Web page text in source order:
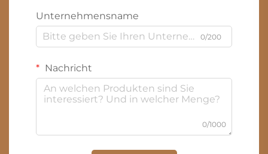
Unternehmensname
0/200
Nachricht
0/1000